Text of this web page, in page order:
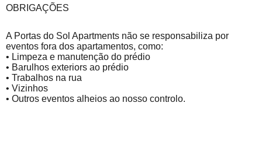
OBRIGAÇÕES
A Portas do Sol Apartments não se responsabiliza por
eventos fora dos apartamentos, como:
• Limpeza e manutenção do prédio
• Barulhos exteriors ao prédio
• Trabalhos na rua
• Vizinhos
• Outros eventos alheios ao nosso controlo.